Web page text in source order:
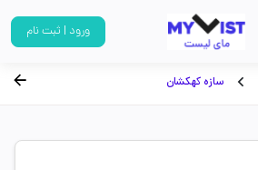
ورود | ثبت نام
سازه کهکشان